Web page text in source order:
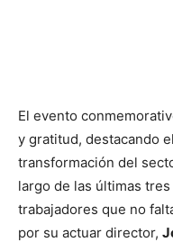
El evento
y gratitud, destacando
transformación del
largo de las últimas
trabajadores que no
por su actuar director,